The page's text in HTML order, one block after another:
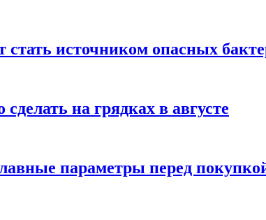
источником опасных
на грядках в августе
параметры перед